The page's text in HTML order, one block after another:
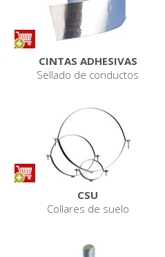
CINTAS ADHESIVAS
Sellado de conductos
CSU
Collares de suelo